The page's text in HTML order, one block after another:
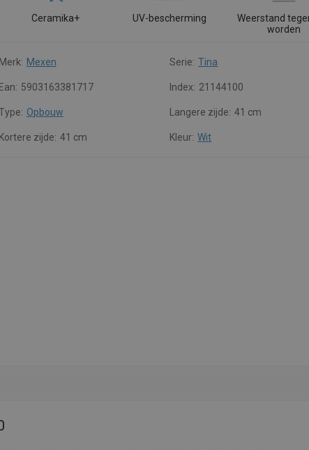
Ceramika+ UV-bescherming
Weerstand
worden
Merk: Mexen Serie: Tina
Ean: 5903163381717 Index: 21144100
Opbouw Langere zijde: 41 cm
Kortere zijde: 41 cm Kleur: Wit